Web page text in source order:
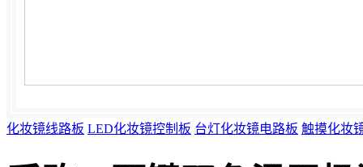
化妆镜线路板 LED化妆镜控制板 台灯化妆镜电路板 触摸化妆